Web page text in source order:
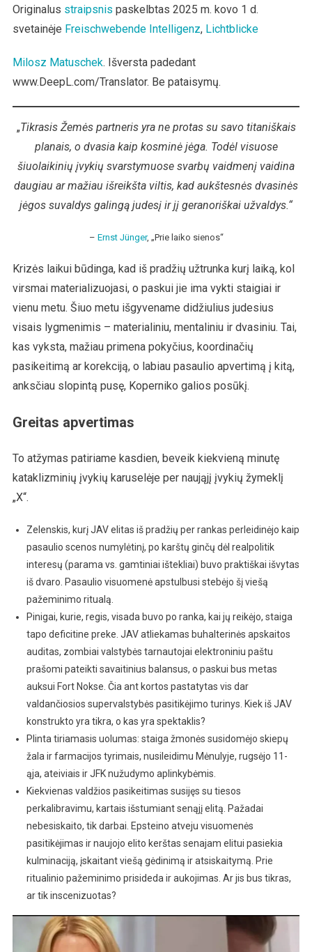
Originalus straipsnis paskelbtas 2025 m. kovo 1 d.
svetainėje Freischwebende Intelligenz, Lichtblicke
Milosz Matuschek. Išversta padedant
www.DeepL.com/Translator. Be pataisymų.
„Tikrasis Žemės partneris yra ne protas su savo titaniškais
planais, o dvasia kaip kosminė jėga. Todėl visuose
šiuolaikinių įvykių svarstymuose svarbų vaidmenį vaidina
daugiau ar mažiau išreikšta viltis, kad aukštesnės dvasinės
jėgos suvaldys galingą judesį ir jį geranoriškai užvaldys.“
– Ernst Jünger, „Prie laiko sienos“
Krizės laikui būdinga, kad iš pradžių užtrunka kurį laiką, kol
virsmai materializuojasi, o paskui jie ima vykti staigiai ir
vienu metu. Šiuo metu išgyvename didžiulius judesius
visais lygmenimis – materialiniu, mentaliniu ir dvasiniu. Tai,
kas vyksta, mažiau primena pokyčius, koordinačių
pasikeitimą ar korekciją, o labiau pasaulio apvertimą į kitą,
anksčiau slopintą pusę, Koperniko galios posūkį.
Greitas apvertimas
To atžymas patiriame kasdien, beveik kiekvieną minutę
kataklizminių įvykių karuselėje per naująjį įvykių žymeklį
„X“.
Zelenskis, kurį JAV elitas iš pradžių per rankas perleidinėjo kaip
pasaulio scenos numylėtinį, po karštų ginčų dėl realpolitik
interesų (parama vs. gamtiniai ištekliai) buvo praktiškai išvytas
iš dvaro. Pasaulio visuomenė apstulbusi stebėjo šį viešą
pažeminimo ritualą.
Pinigai, kurie, regis, visada buvo po ranka, kai jų reikėjo, staiga
tapo deficitine preke. JAV atliekamas buhalterinės apskaitos
auditas, zombiai valstybės tarnautojai elektroniniu paštu
prašomi pateikti savaitinius balansus, o paskui bus metas
auksui Fort Nokse. Čia ant kortos pastatytas vis dar
valdančiosios supervalstybės pasitikėjimo turinys. Kiek iš JAV
konstrukto yra tikra, o kas yra spektaklis?
Plinta tiriamasis uolumas: staiga žmonės susidomėjo skiepų
žala ir farmacijos tyrimais, nusileidimu Mėnulyje, rugsėjo 11-
ąja, ateiviais ir JFK nužudymo aplinkybėmis.
Kiekvienas valdžios pasikeitimas susijęs su tiesos
perkalibravimu, kartais išstumiant senąjį elitą. Pažadai
nebesiskaito, tik darbai. Epsteino atveju visuomenės
pasitikėjimas ir naujojo elito kerštas senajam elitui pasiekia
kulminaciją, įskaitant viešą gėdinimą ir atsiskaitymą. Prie
ritualinio pažeminimo prisideda ir aukojimas. Ar jis bus tikras,
ar tik inscenizuotas?